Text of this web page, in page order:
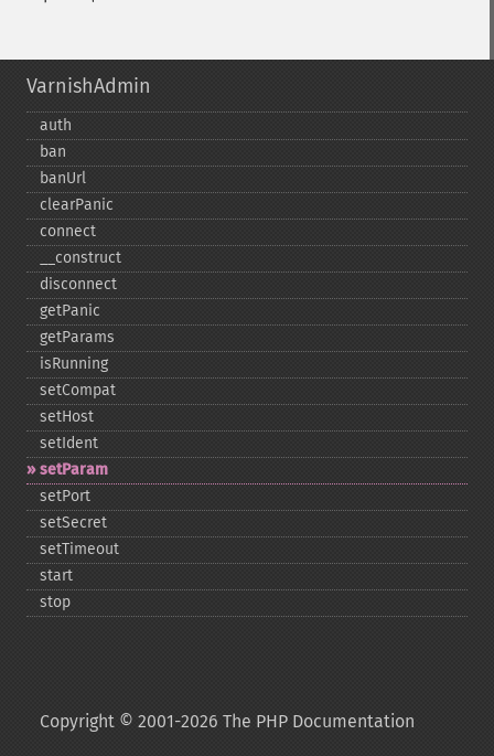
VarnishAdmin
auth
ban
banUrl
clearPanic
connect
_​_​construct
disconnect
getPanic
getParams
isRunning
setCompat
setHost
setIdent
setParam
setPort
setSecret
setTimeout
start
stop
Copyright © 2001-2026 The PHP Documentation